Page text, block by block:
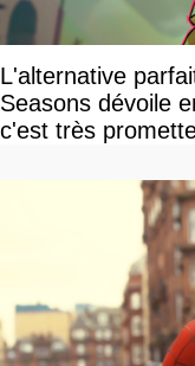
L'alternative
Seasons dévoile
c'est très